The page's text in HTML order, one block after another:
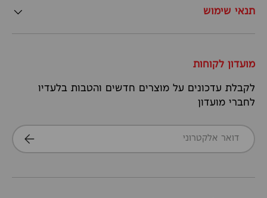
תנאי שימוש
מועדון לקוחות
לקבלת עדכונים על מוצרים חדשים והטבות בלעדיו
לחברי מועדון
דואר אלקטרוני
הרשמה